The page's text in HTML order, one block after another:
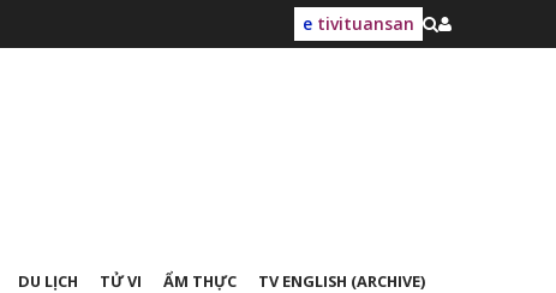
e tivituansan
DU LỊCH TỬ VI ẨM THỰC TV ENGLISH (ARCHIVE)